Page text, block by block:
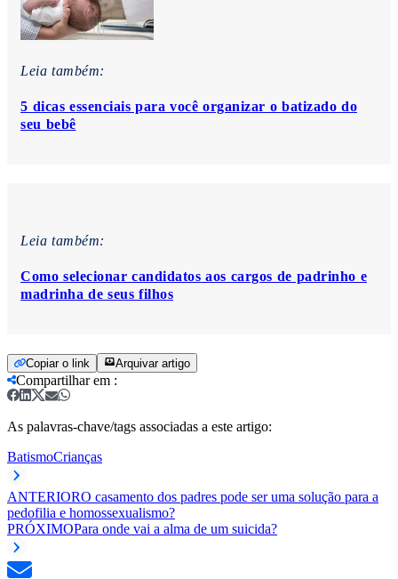
Leia também:
5 dicas essenciais para você organizar o batizado do
seu bebê
Leia também:
Como selecionar candidatos aos cargos de padrinho e
madrinha de seus filhos
Copiar o link Arquivar artigo
Compartilhar em :
As palavras-chave/tags associadas a este artigo:
BatismoCrianças
ANTERIORO casamento dos padres pode ser uma solução para a
pedofilia e homossexualismo?
PRÓXIMOPara onde vai a alma de um suicida?